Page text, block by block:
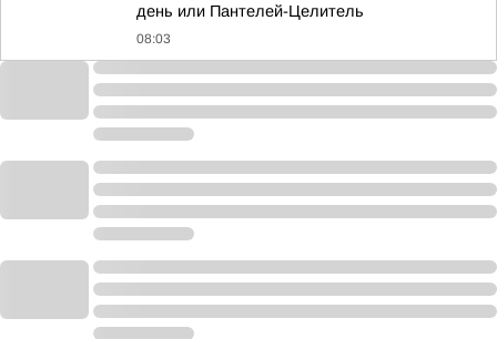
день или Пантелей-Целитель
08:03